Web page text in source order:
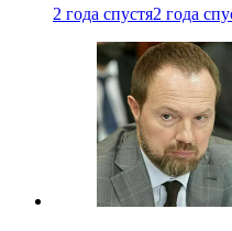
2 года спустя2 года